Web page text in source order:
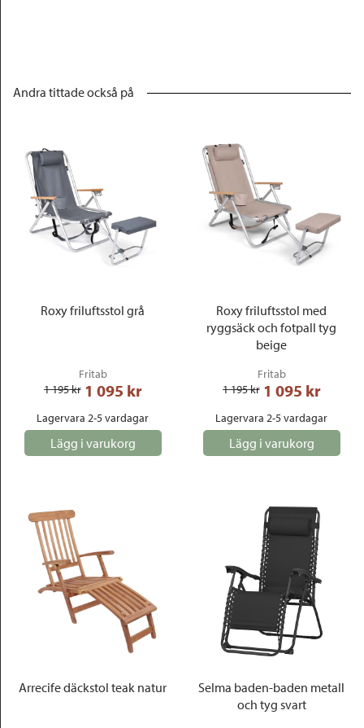
Andra tittade också på
Roxy friluftsstol grå
Fritab
1 195 kr 1 095 kr
Lagervara 2-5 vardagar
Lägg i varukorg
Roxy friluftsstol med
ryggsäck och fotpall tyg
beige
Fritab
1 195 kr 1 095 kr
Lagervara 2-5 vardagar
Lägg i varukorg
Arrecife däckstol teak natur
Selma baden-baden metall
och tyg svart